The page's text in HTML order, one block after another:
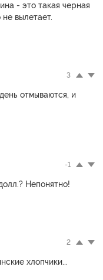
- это такая черная
вылетает.
3
отмываются, и
-1
Непонятно!
2
хлопчики...